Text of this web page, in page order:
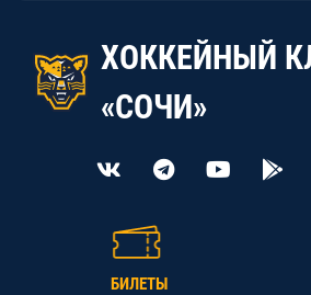
ХОККЕЙНЫЙ
«СОЧИ»
БИЛЕТЫ